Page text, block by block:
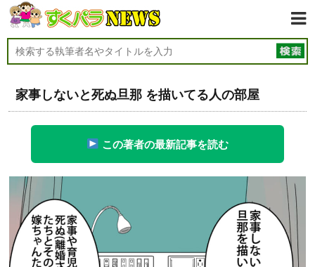
家事しないと死ぬ旦那 を描いてる人の部屋
この著者の最新記事を読む